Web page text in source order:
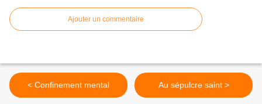
Ajouter un commentaire
< Confinement mental Au sépulcre saint >